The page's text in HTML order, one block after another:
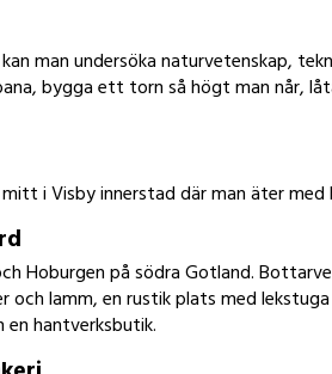
kan man undersöka naturvetenskap,
bygga ett torn så högt man når,
i Visby innerstad där man äter
Hoburgen på södra Gotland.
och lamm, en rustik plats med
en hantverksbutik.